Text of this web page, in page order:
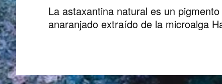
La astaxantina natural es un
anaranjado extraído de la microalga